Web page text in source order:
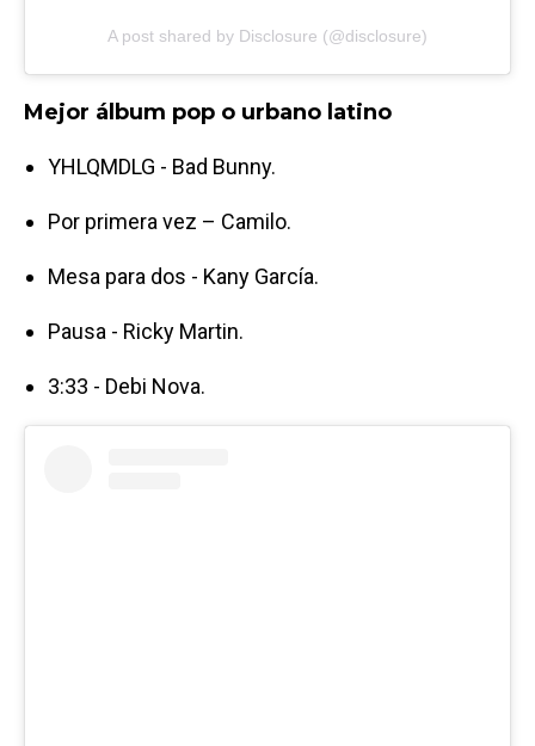
A post shared by Disclosure (@disclosure)
Mejor álbum pop o urbano latino
YHLQMDLG - Bad Bunny.
Por primera vez – Camilo.
Mesa para dos - Kany García.
Pausa - Ricky Martin.
3:33 - Debi Nova.